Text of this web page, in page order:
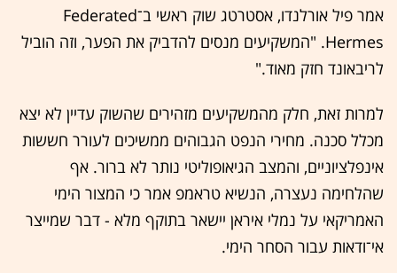
אמר פיל אורלנדו, אסטרטג שוק ראשי ב־Federated
Hermes. "המשקיעים מנסים להדביק את הפער, וזה הוביל
לריבאונד חזק מאוד."
למרות זאת, חלק מהמשקיעים מזהירים שהשוק עדיין לא יצא
מכלל סכנה. מחירי הנפט הגבוהים ממשיכים לעורר חששות
אינפלציוניים, והמצב הגיאופוליטי נותר לא ברור. אף
שהלחימה נעצרה, הנשיא טראמפ אמר כי המצור הימי
האמריקאי על נמלי איראן יישאר בתוקף מלא - דבר שמייצר
אי־ודאות עבור הסחר הימי.